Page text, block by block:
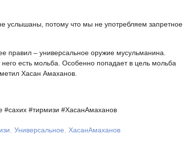
потому что мы не употребляем запретное
правил – универсальное оружие мусульманина.
есть мольба. Особенно попадает в цель мольба
Хасан Амаханов.
#сахих #тирмизи #ХасанАмаханов
Универсальное ХасанАмаханов